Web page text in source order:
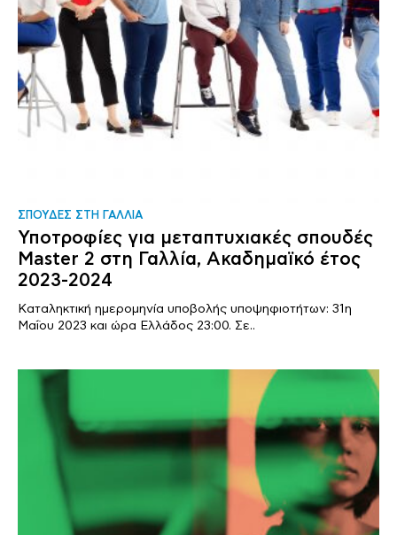
ΣΠΟΥΔΕΣ ΣΤΗ ΓΑΛΛΙΑ
Υποτροφίες για μεταπτυχιακές σπουδές
Master 2 στη Γαλλία, Ακαδημαϊκό έτος
2023-2024
Καταληκτική ημερομηνία υποβολής υποψηφιοτήτων: 31η
Μαΐου 2023 και ώρα Ελλάδος 23:00. Σε..